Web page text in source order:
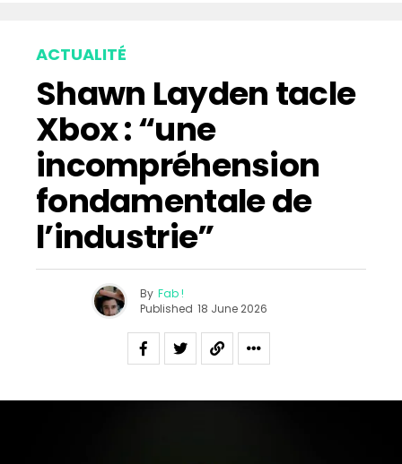
ACTUALITÉ
Shawn Layden tacle
Xbox : “une
incompréhension
fondamentale de
l’industrie”
By Fab !
Published 18 June 2026